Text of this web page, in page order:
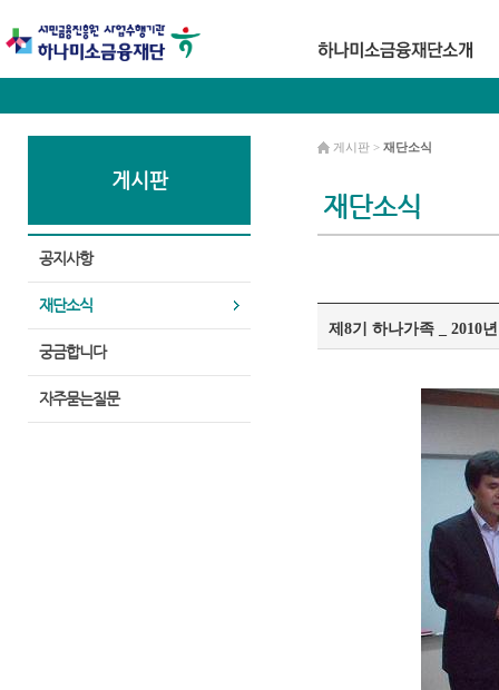
게시판
공지사항
재단소식
궁금합니다
자주묻는질문
재단소식
게시판 > 재단소식
제8기 하나가족 _ 2010